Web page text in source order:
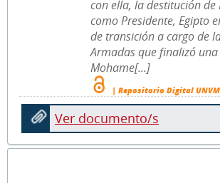
con ella, la destitución
como Presidente, Egipto
de transición a cargo de
Armadas que finalizó una
Mohame[...]
| Repositorio Digital
Ver documento/s